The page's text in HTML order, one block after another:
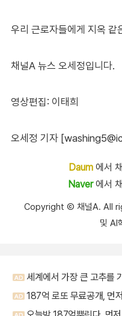
우리 근로자들에게 지옥 같
채널A 뉴스 오세정입니다.
영상편집: 이태희
오세정 기자
Daum에서
Naver에서
Copyright Ⓒ 채널A. All
및 AI